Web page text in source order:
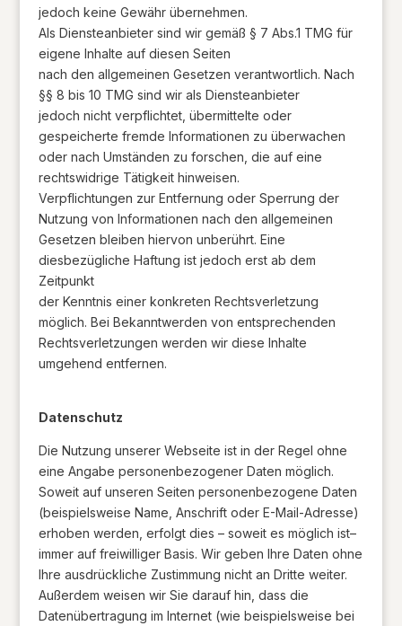
jedoch keine Gewähr übernehmen.
Als Diensteanbieter sind wir gemäß § 7 Abs.1 TMG für
eigene Inhalte auf diesen Seiten
nach den allgemeinen Gesetzen verantwortlich. Nach
§§ 8 bis 10 TMG sind wir als Diensteanbieter
jedoch nicht verpflichtet, übermittelte oder
gespeicherte fremde Informationen zu überwachen
oder nach Umständen zu forschen, die auf eine
rechtswidrige Tätigkeit hinweisen.
Verpflichtungen zur Entfernung oder Sperrung der
Nutzung von Informationen nach den allgemeinen
Gesetzen bleiben hiervon unberührt. Eine
diesbezügliche Haftung ist jedoch erst ab dem
Zeitpunkt
der Kenntnis einer konkreten Rechtsverletzung
möglich. Bei Bekanntwerden von entsprechenden
Rechtsverletzungen werden wir diese Inhalte
umgehend entfernen.
Datenschutz
Die Nutzung unserer Webseite ist in der Regel ohne
eine Angabe personenbezogener Daten möglich.
Soweit auf unseren Seiten personenbezogene Daten
(beispielsweise Name, Anschrift oder E-Mail-Adresse)
erhoben werden, erfolgt dies – soweit es möglich ist–
immer auf freiwilliger Basis. Wir geben Ihre Daten ohne
Ihre ausdrückliche Zustimmung nicht an Dritte weiter.
Außerdem weisen wir Sie darauf hin, dass die
Datenübertragung im Internet (wie beispielsweise bei